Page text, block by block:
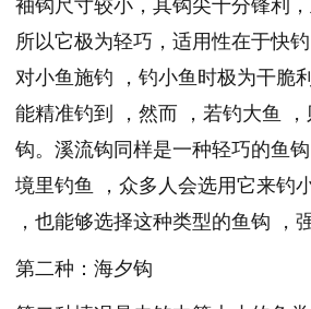
袖钩尺寸较小，其钩尖十分锋利
所以它极为轻巧，适用性在于快
对小鱼施钓 ，钓小鱼时极为干脆
能精准钓到 ，然而 ，若钓大鱼
钩。溪流钩同样是一种轻巧的鱼
境里钓鱼 ，众多人会选用它来钓
，也能够选择这种类型的鱼钩 ，
第二种：海夕钩